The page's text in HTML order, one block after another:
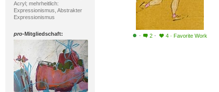
Acryl; mehrheitlich:
Expressionismus, Abstrakter
Expressionismus
pro-Mitgliedschaft: · 2 · 4 · Favorite Work